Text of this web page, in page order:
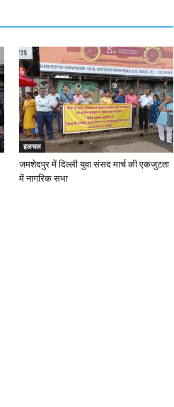
हलचल
जमशेदपुर में दिल्ली युवा संसद मार्च की एकजुटता
में नागरिक सभा